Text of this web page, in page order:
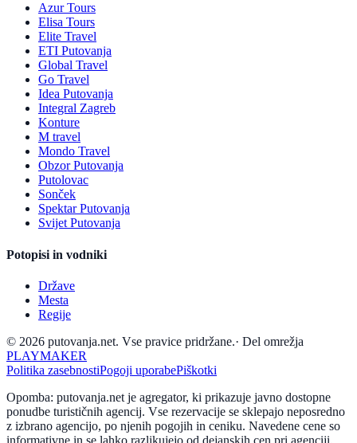
Azur Tours
Elisa Tours
Elite Travel
ETI Putovanja
Global Travel
Go Travel
Idea Putovanja
Integral Zagreb
Konture
M travel
Mondo Travel
Obzor Putovanja
Putolovac
Sonček
Spektar Putovanja
Svijet Putovanja
Potopisi in vodniki
Države
Mesta
Regije
© 2026 putovanja.net. Vse pravice pridržane.· Del omrežja
PLAYMAKER
Politika zasebnostiPogoji uporabePiškotki
Opomba: putovanja.net je agregator, ki prikazuje javno dostopne
ponudbe turističnih agencij. Vse rezervacije se sklepajo neposredno
z izbrano agencijo, po njenih pogojih in ceniku. Navedene cene so
informativne in se lahko razlikujejo od dejanskih cen pri agenciji.